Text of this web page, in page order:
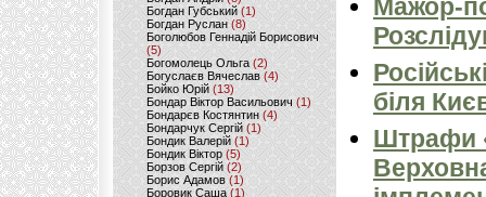
Богдан Губський (1)
Богдан Руслан(8)
Боголюбов Геннадій Борисович
(5)
Богомолець Ольга (2)
Богуслаєв Вячеслав (4)
Бойко Юрій (13)
Бондар Віктор Васильович (1)
Бондарєв Костянтин (4)
Бондарчук Сергій(1)
Бондик Валерій (1)
Бондик Віктор(5)
Борзов Сергiй (2)
Борис Адамов(1)
Боровик Саша (1)
Мажор-
біля
Штрафи